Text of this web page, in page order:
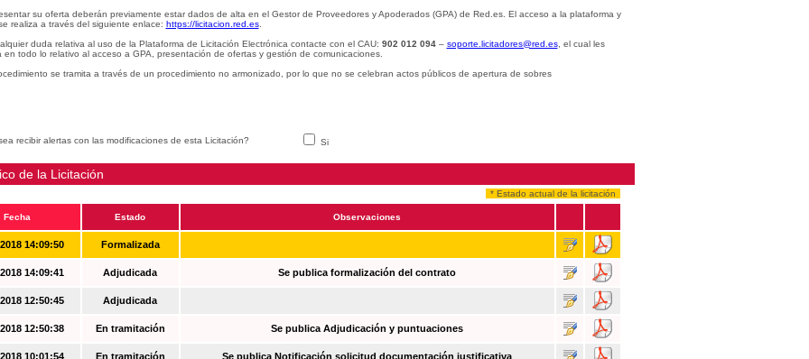
su oferta deberán previamente estar dados de alta en el Gestor de Proveedores y Apoderados (GPA) de Red.es. El acceso a la plataforma y
realiza a través del siguiente enlace: https://licitacion.red.es.
duda relativa al uso de la Plataforma de Licitación Electrónica contacte con el CAU: 902 012 094– soporte.licitadores@red.es, el cual les
en todo lo relativo al acceso a GPA, presentación de ofertas y gestión de comunicaciones.
se tramita a través de un procedimiento no armonizado, por lo que no se celebran actos públicos de apertura de sobres
recibir alertas con las modificaciones de esta Licitación? Si
de la Licitación
* Estado actual de la licitación
Fecha Estado Observaciones
14:09:50 Formalizada
14:09:41 Adjudicada Se publica formalización del contrato
12:50:45 Adjudicada
12:50:38 En tramitación Se publica Adjudicación y puntuaciones
10:01:54 En tramitación Se publica Notificación solicitud documentación justificativa